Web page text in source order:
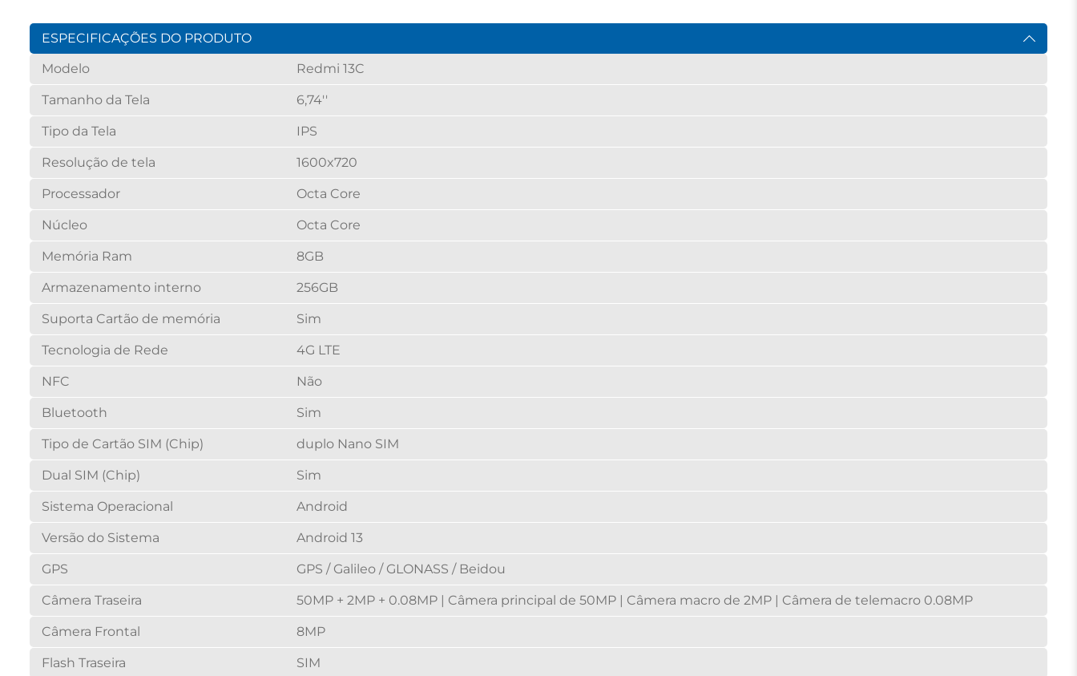
ESPECIFICAÇÕES DO PRODUTO
Modelo
Redmi 13C
Tamanho da Tela 6,74''
Tipo da Tela IPS
Resolução de tela 1600x720
Processador Octa Core
Núcleo Octa Core
Memória Ram 8GB
Armazenamento interno 256GB
Suporta Cartão de memória Sim
Tecnologia de Rede 4G LTE
NFC Não
Bluetooth Sim
Tipo de Cartão SIM (Chip) duplo Nano SIM
Dual SIM (Chip) Sim
Sistema Operacional Android
Versão do Sistema Android 13
GPS GPS / Galileo / GLONASS / Beidou
Câmera Traseira 50MP + 2MP + 0.08MP | Câmera principal de 50MP | Câmera macro de 2MP | Câmera de telemacro 0.08MP
Câmera Frontal 8MP
Flash Traseira SIM